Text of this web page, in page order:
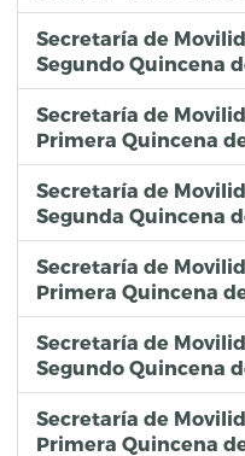
Secretaría de
Segundo Quincena
Secretaría de
Primera Quincena
Secretaría de
Segunda Quincena
Secretaría de
Primera Quincena
Secretaría de
Segundo Quincena
Secretaría de
Primera Quincena